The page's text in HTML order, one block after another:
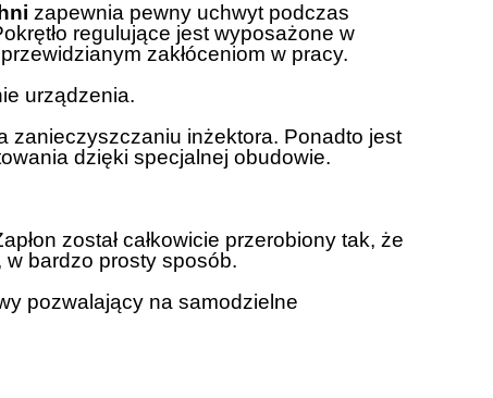
zapewnia pewny uchwyt podczas
regulujące jest wyposażone w
zakłóceniom w pracy.
urządzenia.
zanieczyszczaniu inżektora. Ponadto jest
dzięki specjalnej obudowie.
został całkowicie przerobiony tak, że
w bardzo prosty sposób.
pozwalający na samodzielne